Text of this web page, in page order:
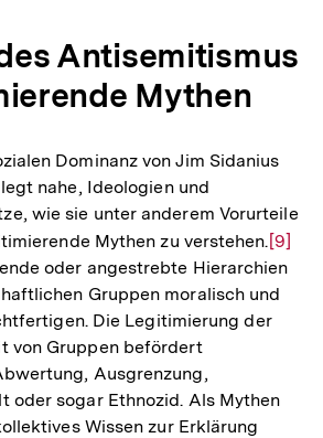
Fußnote
Antisemitismus
Mythen
Dominanz von Jim Sidanius
nahe, Ideologien und
wie sie unter anderem Vorurteile
Mythen zu verstehen. Zur
der
[9]
oder angestrebte Hierarchien
Gruppen moralisch und
Die Legitimierung der
von Gruppen befördert
Ausgrenzung,
oder sogar Ethnozid. Als Mythen
Wissen zur Erklärung